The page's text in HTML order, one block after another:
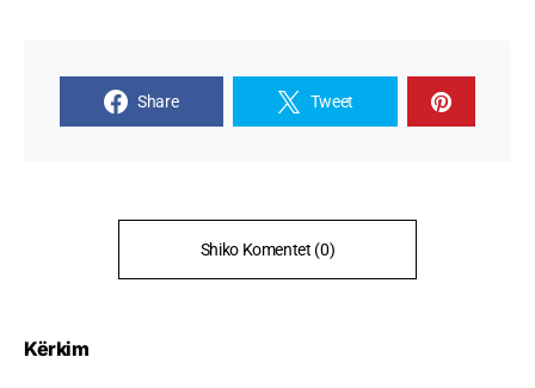
Share Tweet
Shiko Komentet (0)
Kërkim